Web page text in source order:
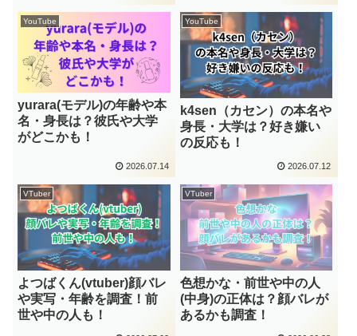
YouTube
yurara(モデル)の年齢や本
名・身長は？彼氏や大学
がどこかも！
2026.07.14
YouTube
k4sen（カセン）の本名や
身長・大学は？好き嫌い
の反応も！
2026.07.12
VTuber
よつばくん(vtuber)顔バレ
や実写・年齢を調査！前
世や中の人も！
VTuber
色想かな・前世や中の人
(中身)の正体は？顔バレが
あるかも調査！